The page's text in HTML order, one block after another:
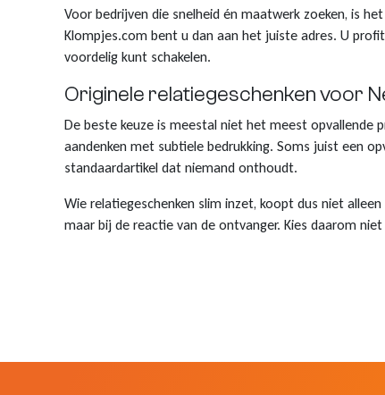
Voor bedrijven die snelheid én maatwerk zoeken, is
Klompjes.com bent u dan aan het juiste adres. U
voordelig kunt schakelen.
Originele relatiegeschenken voor
De beste keuze is meestal niet het meest opvallende
aandenken met subtiele bedrukking. Soms juist een
standaardartikel dat niemand onthoudt.
Wie relatiegeschenken slim inzet, koopt dus niet
maar bij de reactie van de ontvanger. Kies daarom